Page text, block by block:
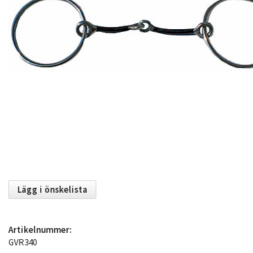
Lägg i önskelista
Artikelnummer:
GVR340